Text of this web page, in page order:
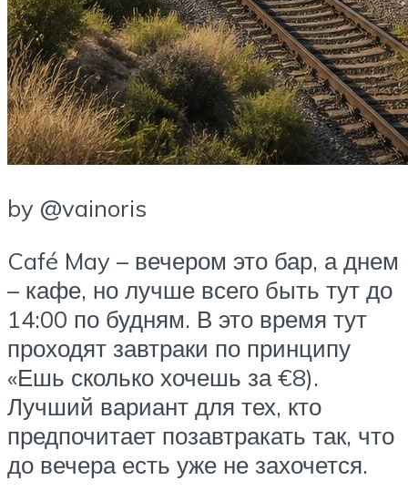
by @vainoris
Café May – вечером это бар, а днем
– кафе, но лучше всего быть тут до
14:00 по будням. В это время тут
проходят завтраки по принципу
«Ешь сколько хочешь за €8).
Лучший вариант для тех, кто
предпочитает позавтракать так, что
до вечера есть уже не захочется.